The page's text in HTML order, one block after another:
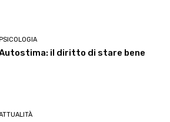
il diritto di stare bene